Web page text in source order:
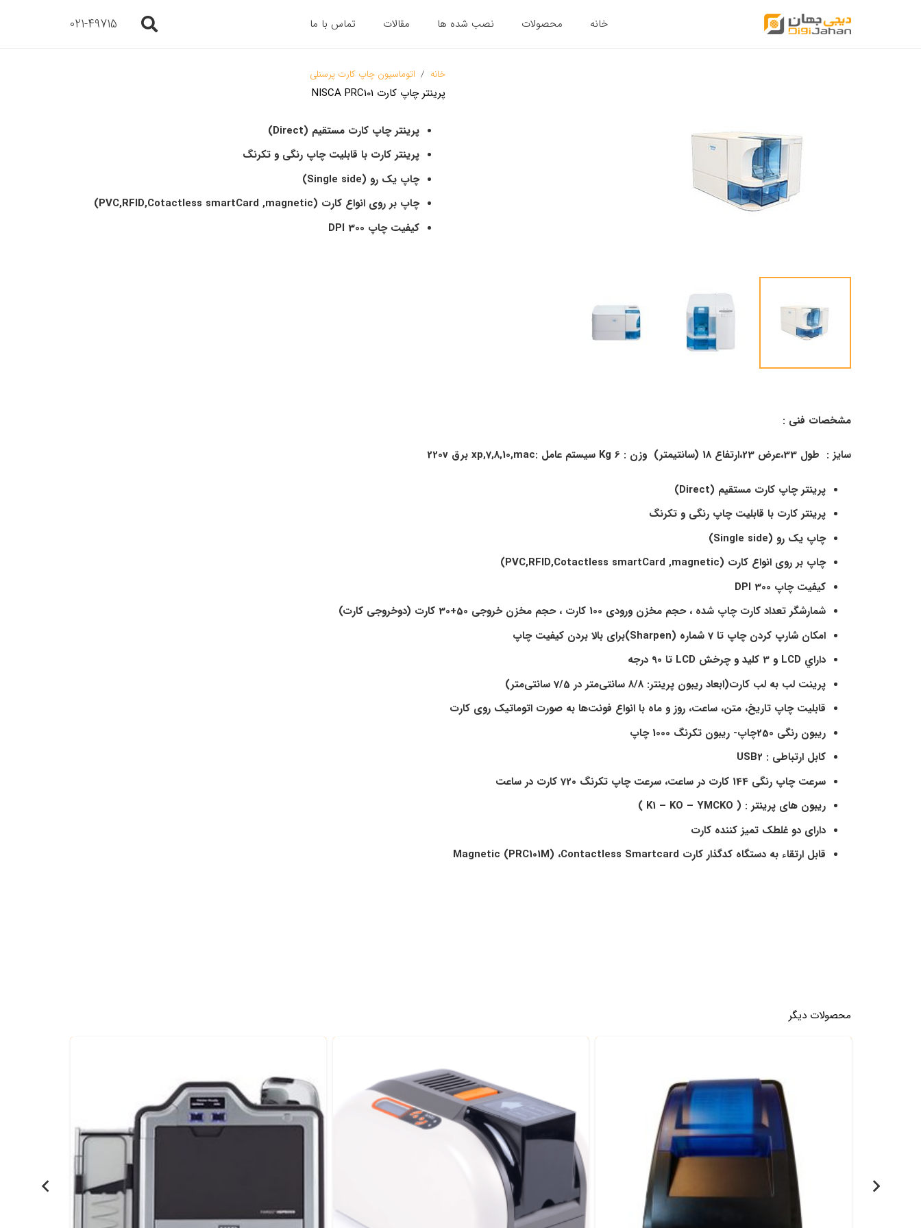
خانه محصولات نصب شده ها مقالات تماس با ما 021-49715
خانه / اتوماسیون چاپ کارت پرسنلی
پرینتر چاپ کارت NISCA PRC101
پرینتر چاپ کارت مستقیم (Direct)
پرینتر کارت با قابلیت چاپ رنگی و تکرنگ
چاپ یک رو (Single side)
چاپ بر روی انواع کارت (PVC,RFID,Cotactless smartCard ,magnetic)
کیفیت چاپ 300 DPI
مشخصات فنی :
سایز : طول 33،عرض 23،ارتفاع 18 (سانتیمتر) وزن : 6 Kg سیستم عامل :xp,7,8,10,mac برق 220 v
پرینتر چاپ کارت مستقیم (Direct)
پرینتر کارت با قابلیت چاپ رنگی و تکرنگ
چاپ یک رو (Single side)
چاپ بر روی انواع کارت (PVC,RFID,Cotactless smartCard ,magnetic)
کیفیت چاپ 300 DPI
شمارشگر تعداد کارت چاپ شده ، حجم مخزن ورودی 100 کارت ، حجم مخزن
خروجی 50+30 کارت (دوخروجی کارت)
امکان شارپ کردن چاپ تا 7 شماره
(Sharpen)
برای بالا بردن کیفیت چاپ
داراي
و 3 كليد و چرخش
تا 90 درجه
پرینت لب به لب کارت(ابعاد ریبون پرینتر: 8/8 سانتی‌متر در 7/5 سانتی‌متر)
قابلیت چاپ تاریخ، متن، ساعت، روز و ماه با انواع فونت‌ها به صورت اتوماتیک روی کارت
ریبون رنگی 250چاپ- ریبون تکرنگ 1000 چاپ
کابل ارتباطی : USB2
سرعت چاپ رنگی 144 کارت در ساعت، سرعت چاپ تکرنگ 720 کارت در ساعت
ریبون های پرینتر : ( K1 – KO – YMCKO )
دارای دو غلطک تمیز کننده کارت
قابل ارتقاء به دستگاه کدگذار كارت ،Contactless Smartcard
محصولات دیگر